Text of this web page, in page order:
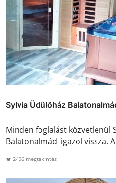
Sylvia Üdülőház
Minden foglalást közvetlenül
Balatonalmádi igazol vissza.
2406 megtekintés